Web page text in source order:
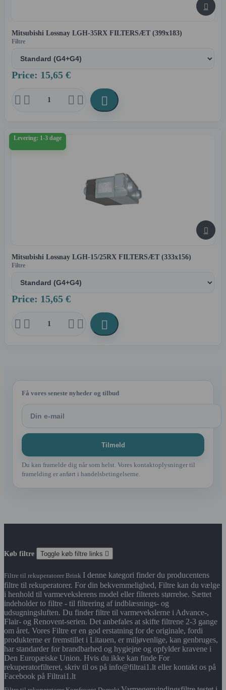

Mitsubishi Lossnay LGH-35RX FILTERSÆT (399x183)
Filtre
Price: 15,65 €
    
Levering: 1-3 dage

Mitsubishi Lossnay LGH-15/25RX FILTERSÆT (333x156)
Filtre
Price: 15,65 €
    
Få vores seneste nyheder og tilbud
Du kan framelde dig når som helst. Vores kontaktoplysninger til
framelding er anført i handelsbetingelserne.
Køb filtre Toggle køb filtre links 
Filtre til rekuperatorer Brink I denne kategori finder du producentens
filtre til rekuperatorer. For din bekvemmelighed, Filtre kan du vælge
i henhold til varmevekslerens model eller filterets størrelse. Sættet
indeholder to filtre - til filtrering af indblæsnings- og
udsugningsluften. Du finder filtre til varmevekslerne i Advance-,
Flair- og Renovent-serien. Det anbefales at skifte filtrene 2-3 gange
om året. Vores Filtre er en god erstatning for de originale, fordi
produkterne er fremstillet i Litauen, er miljøvenlige, kan genbruges,
har standarder for brandbarhed og hygiejne og opfylder kravene i
Den Europæiske Union. Hvis du ikke kan finde For
rekuperatorfilteret, skriv til os på info@filtrai1.lt eller kontakt os på
Facebook på Filtrai1.lt